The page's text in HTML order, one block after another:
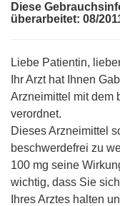
Diese
überarbeitet: 08/
Liebe Patientin,
Ihr Arzt hat Ihnen
Arzneimittel mit dem
verordnet.
Dieses Arzneimittel
beschwerdefrei zu
100 mg seine
wichtig, dass Sie
Ihres Arztes halten